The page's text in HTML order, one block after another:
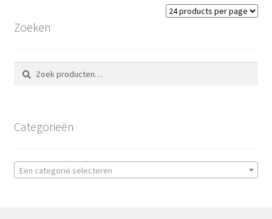
Zoeken
Zoeken
naar:
Zoeken
Categorieën
Een categorie selecteren